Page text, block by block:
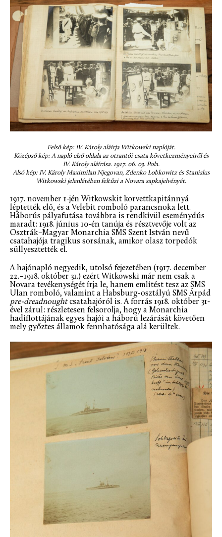
Felső kép: IV. Károly aláírja Witkowski naplóját.
Középső kép: A napló első oldala az otrantói csata következményeiről és
IV. Károly aláírása. 1917. 06. 03. Pola.
Alsó kép: IV. Károly Maximilan Njegovan, Zdenko Lobkowitz és Stanislus
Witkowski jelenlétében feltűzi a Novara sapkajelvényét.
1917. november 1-jén Witkowskit korvettkapitánnyá
léptették elő, és a Velebit romboló parancsnoka lett.
Háborús pályafutása továbbra is rendkívül eseménydús
maradt: 1918. június 10-én tanúja és résztvevője volt az
Osztrák–Magyar Monarchia SMS Szent István nevű
csatahajója tragikus sorsának, amikor olasz torpedók
süllyesztették el.
A hajónapló negyedik, utolsó fejezetében (1917. december
22.–1918. október 31.) ezért Witkowski már nem csak a
Novara tevékenységét írja le, hanem említést tesz az SMS
Ulan romboló, valamint a Habsburg-osztályú SMS Árpád
pre-dreadnoughtcsatahajóról is. A forrás 1918. október 31-
ével zárul: részletesen felsorolja, hogy a Monarchia
hadiflottájának egyes hajói a háború lezárását követően
mely győztes államok fennhatósága alá kerültek.